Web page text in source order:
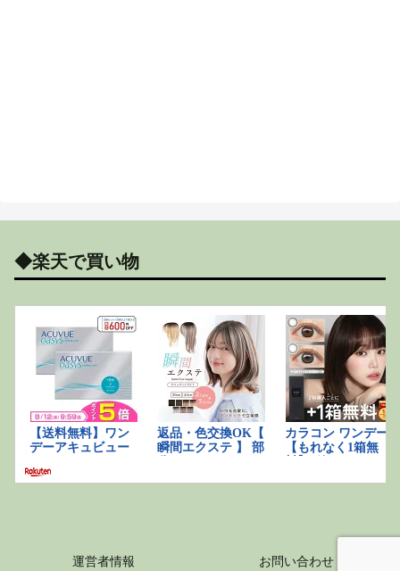
◆楽天で買い物
運営者情報 お問い合わせ